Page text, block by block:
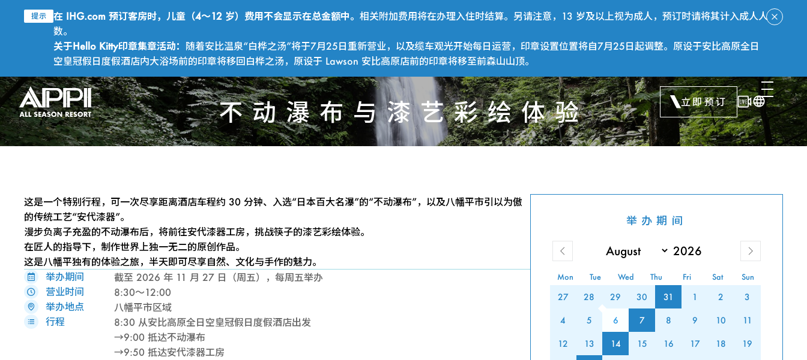
提示 在 IHG.com 预订客房时，儿童（4～12 岁）费用不会显示在总金额中。相关附加费用将在办理入住时结算。另请注意，13 岁及以上视为成人，预订时请将其计入成人人
数。
关于Hello Kitty印章集章活动： 随着安比温泉“白桦之汤”将于7月25日重新营业，以及缆车观光开始每日运营，印章设置位置将自7月25日起调整。原设于安比高原全日
空皇冠假日度假酒店内大浴场前的印章将移回白桦之汤，原设于 Lawson 安比高原店前的印章将移至前森山山顶。
立即预订
不动瀑布与漆艺彩绘体验
不
瀑
这是一个特别行程，可一次尽享距离酒店车程约 30 分钟、入选“日本百大名瀑”的“不动瀑布”，以及八幡平市引以为傲
的传统工艺“安代漆器”。
漫步负离子充盈的不动瀑布后，将前往安代漆器工房，挑战筷子的漆艺彩绘体验。
在匠人的指导下，制作世界上独一无二的原创作品。
这是八幡平独有的体验之旅，半天即可尽享自然、文化与手作的魅力。
举办期间
截至 2026 年 11 月 27 日（周五），每周五举办
营业时间
8:30～12:00
举办地点
八幡平市区域
行程
8:30 从安比高原全日空皇冠假日度假酒店出发
→9:00 抵达不动瀑布
→9:50 抵达安代漆器工房
举办期间
Mon Tue Wed Thu Fri Sat Sun
27 28 29 30 31 1 2 3
4 5 6 7 8 9 10 11
12 13 14 15 16 17 18 19